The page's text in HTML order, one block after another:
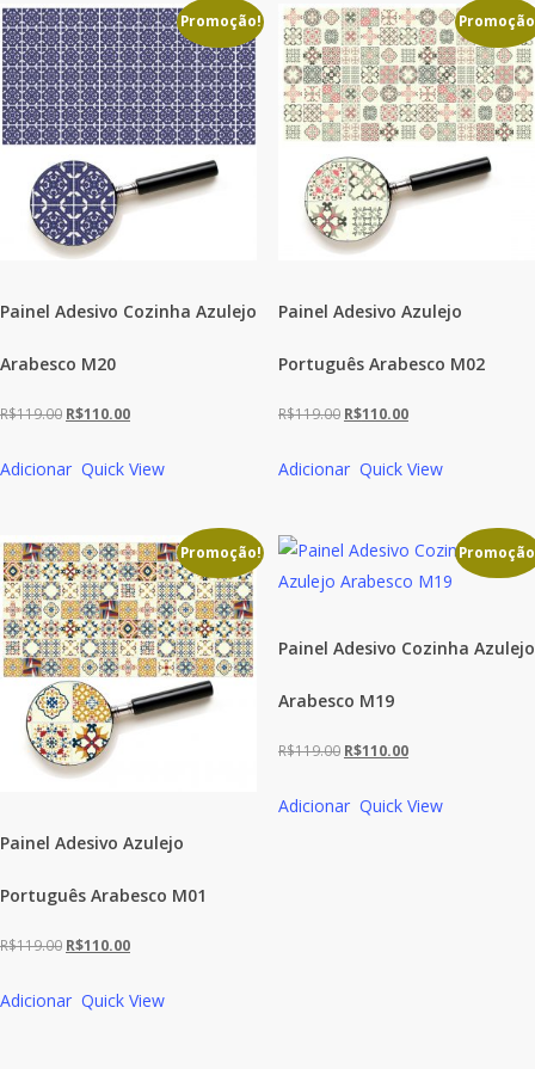
Promoção!
Painel Adesivo Cozinha Azulejo
Arabesco M20
R$119.00 O
original
R$110.00O
atual
R$110.00.
Adicionar Quick View
Painel Adesivo Azulejo
Português Arabesco M02
R$119.00 O
original
R$110.00O
atual
R$110.00.
Adicionar Quick View
Promoção!
Painel Adesivo Azulejo
Português Arabesco M01
R$119.00 O
original
R$110.00O
atual
Adicionar Quick View
Painel Adesivo Cozinha Azulejo
Arabesco M19
R$119.00 O
original
R$110.00O
atual
Adicionar Quick View